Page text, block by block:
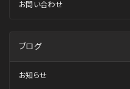
お問い合わせ
ブログ
お知らせ